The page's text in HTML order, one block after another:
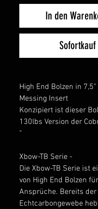
In den
Sofortkauf
High End Bolzen in
Messing Insert
Konzipiert ist dieser
130lbs Version der
"
Xbow-TB Serie -
Die Xbow-TB Serie ist
von High End Bolzen
Ansprüche. Bereits
Echtcarbongewebe